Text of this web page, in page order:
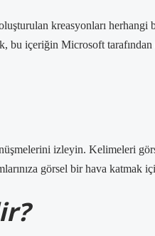
kreasyonları herhangi
içeriğin Microsoft tarafından
izleyin. Kelimeleri
görsel bir hava katmak